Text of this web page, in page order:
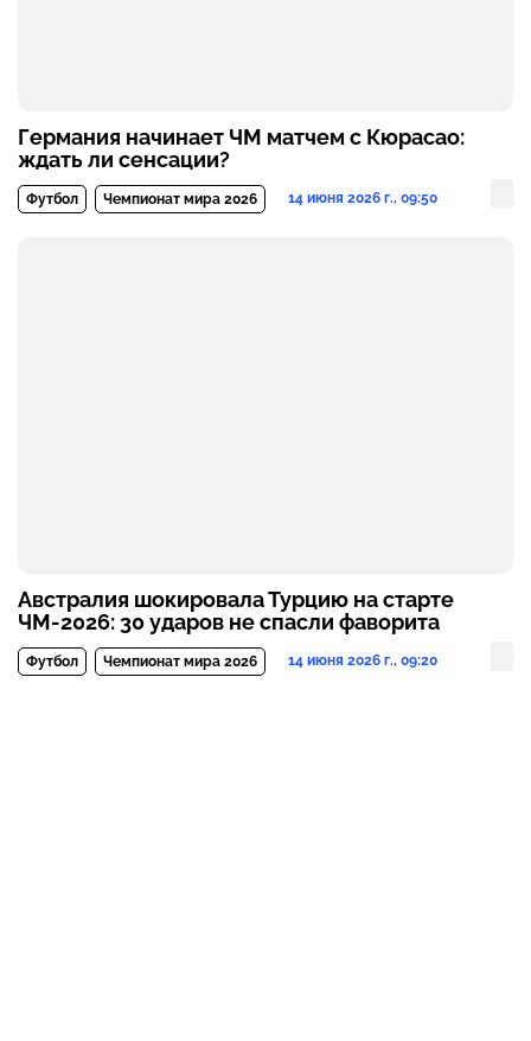
Германия начинает ЧМ матчем с Кюрасао:
ждать ли сенсации?
Футбол Чемпионат мира 2026 14 июня 2026 г., 09:50
Австралия шокировала Турцию на старте
ЧМ-2026: 30 ударов не спасли фаворита
Футбол Чемпионат мира 2026 14 июня 2026 г., 09:20